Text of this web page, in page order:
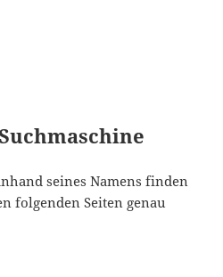
seines Namens finden
folgenden Seiten genau